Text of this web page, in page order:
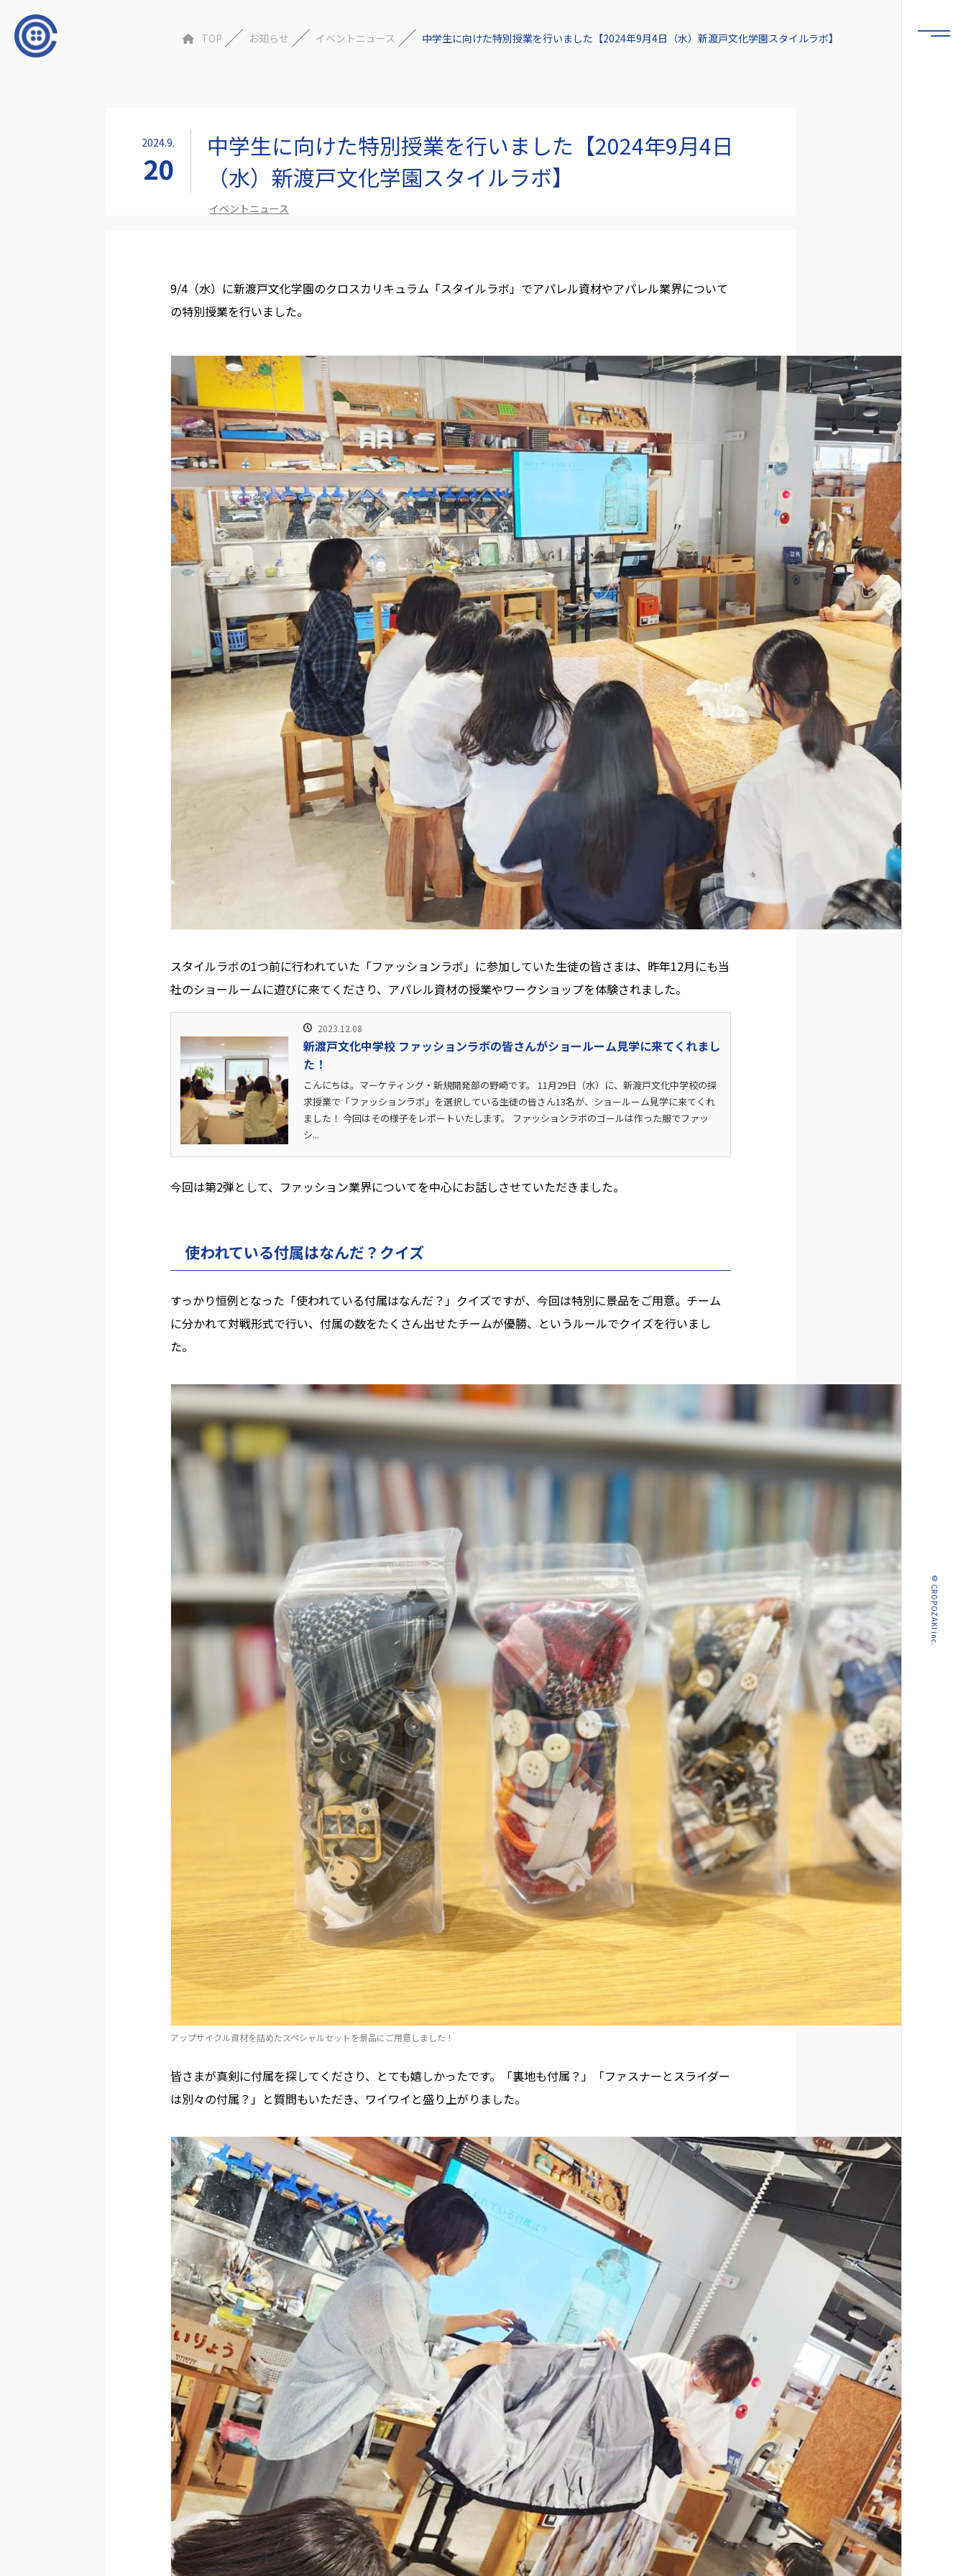
TOP お知らせ イベントニュース 中学生に向けた特別授業を行いました【2024年9月4日（水）新渡戸文化学園スタイルラボ】
2024.9.
20
中学生に向けた特別授業を行いました【2024年9月4日
（水）新渡戸文化学園スタイルラボ】
イベントニュース
9/4（水）に新渡戸文化学園のクロスカリキュラム「スタイルラボ」でアパレル資材やアパレル業界について
の特別授業を行いました。
スタイルラボの1つ前に行われていた「ファッションラボ」に参加していた生徒の皆さまは、昨年12月にも当
社のショールームに遊びに来てくださり、アパレル資材の授業やワークショップを体験されました。
2023.12.08
新渡戸文化中学校 ファッションラボの皆さんがショールーム見学に来てくれまし
た！
こんにちは。マーケティング・新規開発部の野崎です。 11月29日（水）に、新渡戸文化中学校の探
求授業で「ファッションラボ」を選択している生徒の皆さん13名が、ショールーム見学に来てくれ
ました！ 今回はその様子をレポートいたします。 ファッションラボのゴールは作った服でファッ
シ...
今回は第2弾として、ファッション業界についてを中心にお話しさせていただきました。
使われている付属はなんだ？クイズ
すっかり恒例となった「使われている付属はなんだ？」クイズですが、今回は特別に景品をご用意。チーム
に分かれて対戦形式で行い、付属の数をたくさん出せたチームが優勝、というルールでクイズを行いまし
た。
アップサイクル資材を詰めたスペシャルセットを景品にご用意しました！
皆さまが真剣に付属を探してくださり、とても嬉しかったです。「裏地も付属？」「ファスナーとスライダー
は別々の付属？」と質問もいただき、ワイワイと盛り上がりました。
© CROPOZAKI inc.